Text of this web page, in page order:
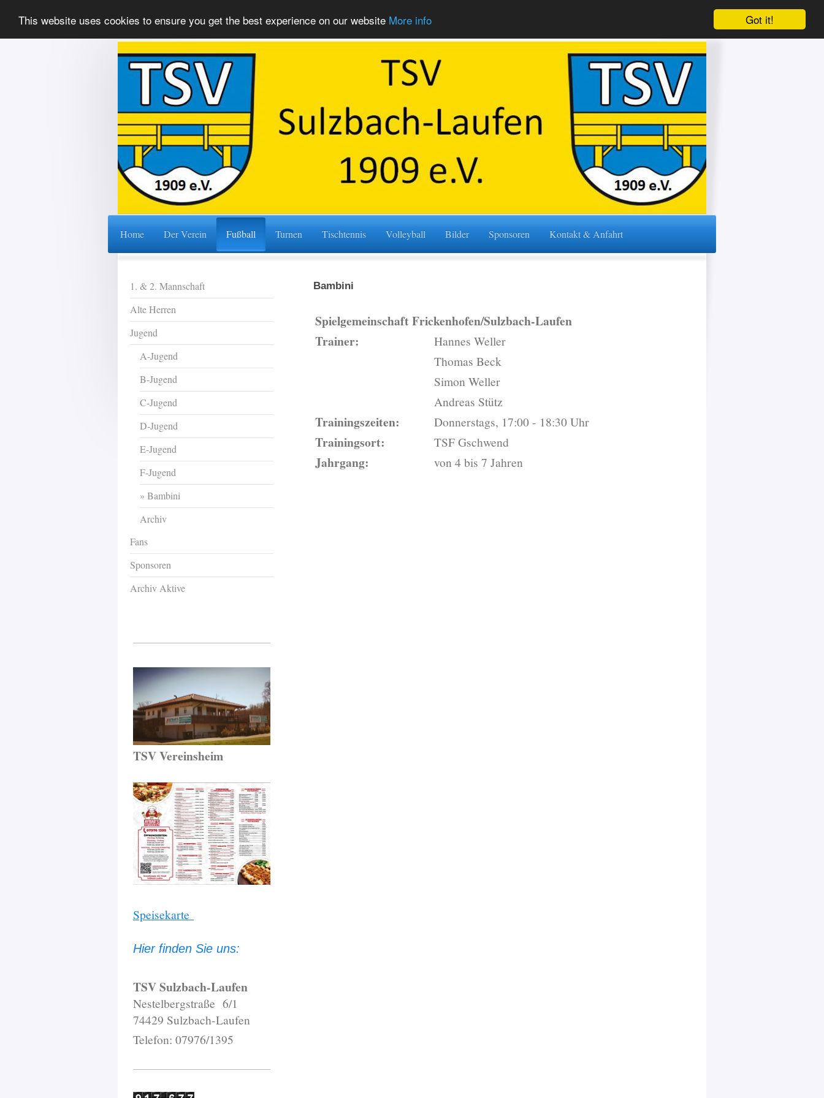
Got it!
This website uses cookies to ensure you get the best experience on our website More info
Home Der Verein Fußball Turnen Tischtennis Volleyball Bilder Sponsoren Kontakt & Anfahrt
Bambini
Spielgemeinschaft Frickenhofen/Sulzbach-Laufen
Trainer:
Hannes Weller
Thomas Beck
Simon Weller
Andreas Stütz
Trainingszeiten: Donnerstags, 17:00 - 18:30 Uhr
Trainingsort: TSF Gschwend
Jahrgang: von 4 bis 7 Jahren
1. & 2. Mannschaft
Alte Herren
Jugend
A-Jugend
B-Jugend
C-Jugend
D-Jugend
E-Jugend
F-Jugend
Bambini
Archiv
Fans
Sponsoren
Archiv Aktive
TSV Vereinsheim
Speisekarte
Hier finden Sie uns:
TSV Sulzbach-Laufen
Nestelbergstraße 6/1
74429 Sulzbach-Laufen
Telefon: 07976/1395